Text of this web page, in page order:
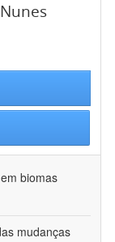
biomas
mudanças